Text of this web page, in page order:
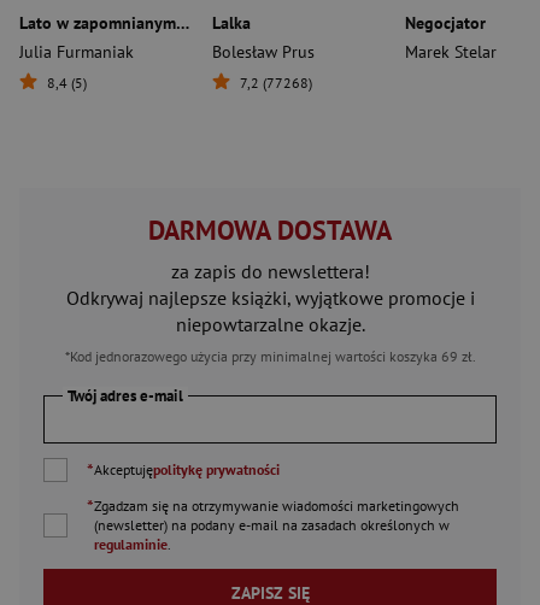
Lato w zapomnianym schronisku
Julia Furmaniak
8,4 (5)
Lalka
Bolesław Prus
7,2 (77268)
Negocjator
Marek Stelar
DARMOWA DOSTAWA
za zapis do newslettera!
Odkrywaj najlepsze książki, wyjątkowe promocje i
niepowtarzalne okazje.
*Kod jednorazowego użycia przy minimalnej wartości koszyka 69 zł.
Twój adres e-mail
*Akceptujępolitykę prywatności
*Zgadzam się na otrzymywanie wiadomości marketingowych
(newsletter) na podany e-mail na zasadach określonych w
regulaminie
ZAPISZ SIĘ